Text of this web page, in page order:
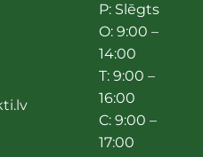
P: Slēgts
O: 9:00 –
14:00
T: 9:00 –
16:00
C: 9:00 –
17:00